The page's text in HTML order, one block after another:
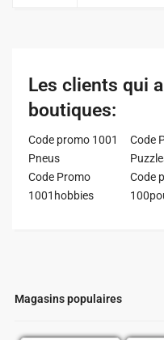
Magasins populaires
Les clients qui
boutiques:
Code promo 1001
Pneus
Code
Code Promo
1001hobbies
Code